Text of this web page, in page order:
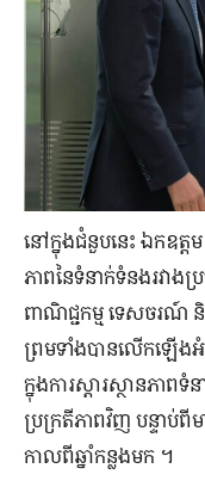
នៅក្នុងជំនួបនេះ ឯកឧត្ត
ភាពនៃទំនាក់ទំនងរវាង
ពាណិជ្ជកម្ម ទេសចរណ៍ និ
ព្រមទាំងបានលើកឡើងអំ
ក្នុងការស្តារស្ថានភា
ប្រក្រតីភាពវិញ បន្ទាប់ពី
កាលពីឆ្នាំកន្លងមក ។